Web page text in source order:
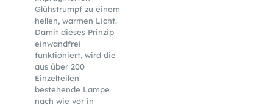
Glühstrumpf zu einem
hellen, warmen Licht.
Damit dieses Prinzip
einwandfrei
funktioniert, wird die
aus über 200
Einzelteilen
bestehende Lampe
nach wie vor in